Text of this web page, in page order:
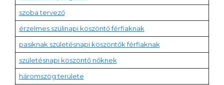
szoba tervező
érzelmes szülinapi köszöntő férfiaknak
pasiknak születésnapi köszöntők férfiaknak
születésnapi köszöntő nőknek
háromszög területe